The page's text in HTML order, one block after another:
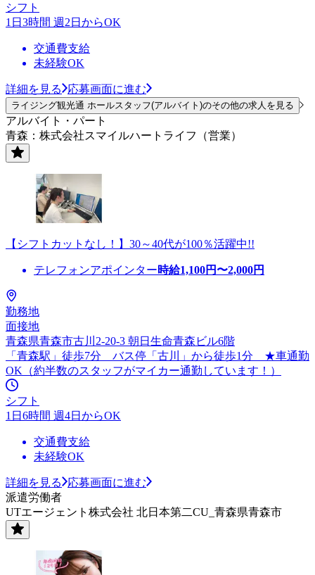
シフト
1日3時間 週2日からOK
交通費支給
未経験OK
詳細を見る 応募画面に進む
ライジング観光通 ホールスタッフ(アルバイト)のその他の求人を見る
アルバイト・パート
青森：株式会社スマイルハートライフ（営業）
【シフトカットなし！】30～40代が100％活躍中!!
テレフォンアポインター時給1,100円〜2,000円
勤務地
面接地
青森県青森市古川2-20-3 朝日生命青森ビル6階
「青森駅」徒歩7分 バス停「古川」から徒歩1分 ★車通勤
OK（約半数のスタッフがマイカー通勤しています！）
シフト
1日6時間 週4日からOK
交通費支給
未経験OK
詳細を見る
応募画面に進む
派遣労働者
UTエージェント株式会社 北日本第二CU_青森県青森市